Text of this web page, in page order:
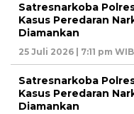
Satresnarkoba
Kasus Peredaran
Diamankan
25 Juli 2026 | 7:11 pm WIB
Satresnarkoba
Kasus Peredaran
Diamankan